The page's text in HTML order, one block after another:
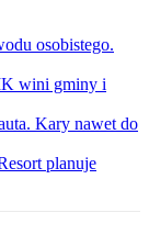
osobistego.
wini gminy i
Kary nawet do
planuje